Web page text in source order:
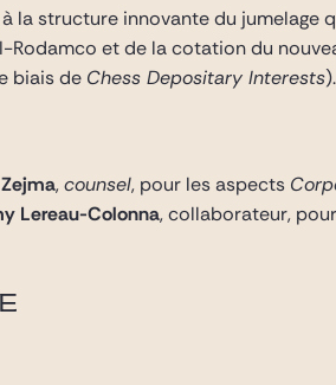
la structure innovante du jumelage
Rodamco et de la cotation du
biais de Chess Depositary Interests).
,counsel, pour les aspects
Lereau-Colonna, collaborateur,